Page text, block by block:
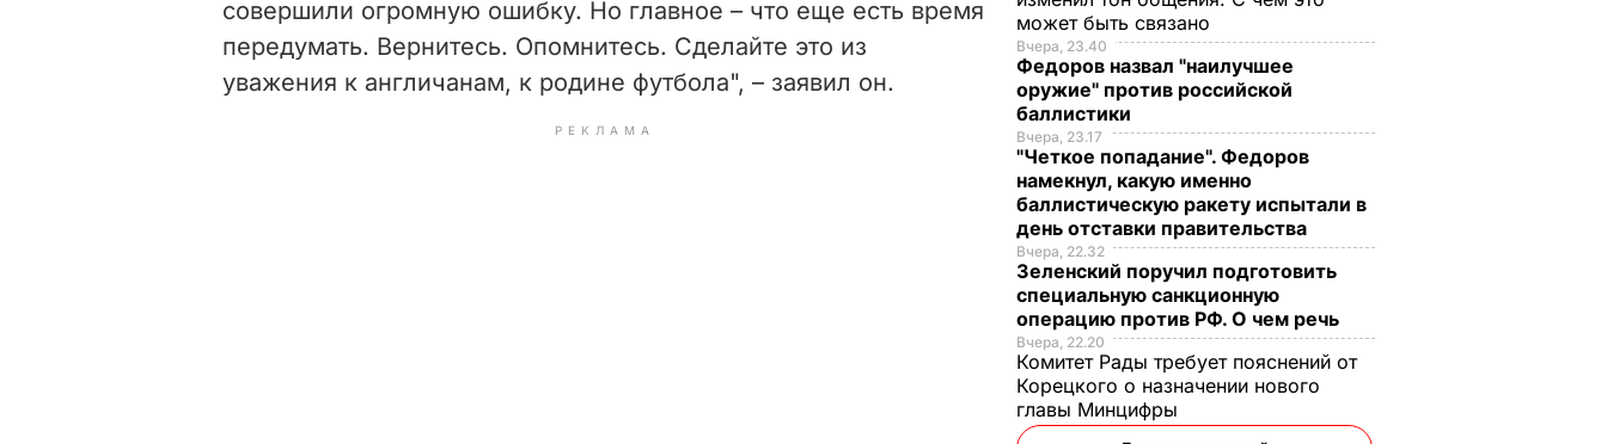
совершили огромную ошибку. Но главное – что еще есть время
передумать. Вернитесь. Опомнитесь. Сделайте это из
уважения к англичанам, к родине футбола", – заявил он.
РЕКЛАМА
может быть связано
Вчера, 23.40
Федоров назвал "наилучшее
оружие" против российской
баллистики
Вчера, 23.17
"Четкое попадание". Федоров
намекнул, какую именно
баллистическую ракету испытали в
день отставки правительства
Вчера, 22.32
Зеленский поручил подготовить
специальную санкционную
операцию против РФ. О чем речь
Вчера, 22.20
Комитет Рады требует пояснений от
Корецкого о назначении нового
главы Минцифры